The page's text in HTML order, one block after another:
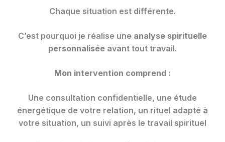
Chaque situation est différente.
C’est pourquoi je réalise une analyse spirituelle
personnalisée avant tout travail.
Mon intervention comprend :
Une consultation confidentielle, une étude
énergétique de votre relation, un rituel adapté à
votre situation, un suivi après le travail spirituel